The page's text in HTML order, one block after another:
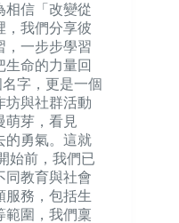
相信「改變從
，我們分享彼
，一步步學習
生命的力量回
字，更是一個
坊與社群活動
萌芽，看見
的勇氣。這就
始前，我們已
同教育與社會
服務，包括生
範圍，我們稟